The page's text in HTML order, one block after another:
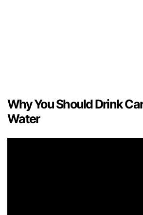
Why You Should Drink
Water